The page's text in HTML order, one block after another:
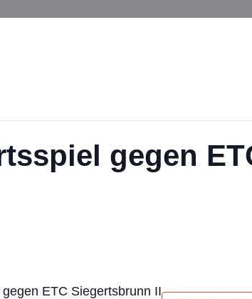
gegen
ETC Siegertsbrunn II